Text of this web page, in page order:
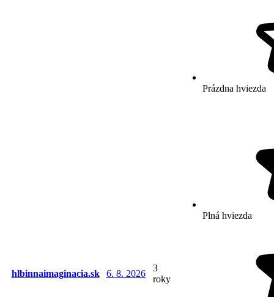
Prázdna hviezda
hlbinnaimaginacia.sk 6. 8. 2026
3
roky
Plná hviezda